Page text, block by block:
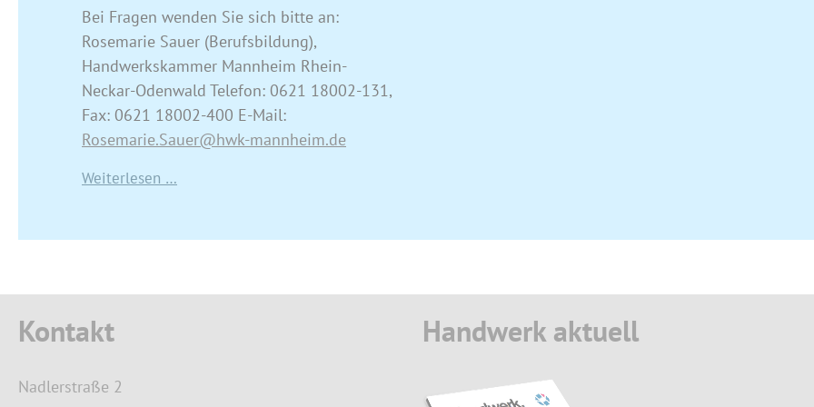
Bei Fragen wenden Sie sich bitte an:
Rosemarie Sauer (Berufsbildung),
Handwerkskammer Mannheim Rhein-
Neckar-Odenwald Telefon: 0621 18002-131,
Fax: 0621 18002-400 E-Mail:
Rosemarie.Sauer@hwk-mannheim.de
Weiterlesen …
Kontakt
Nadlerstraße 2
Handwerk aktuell